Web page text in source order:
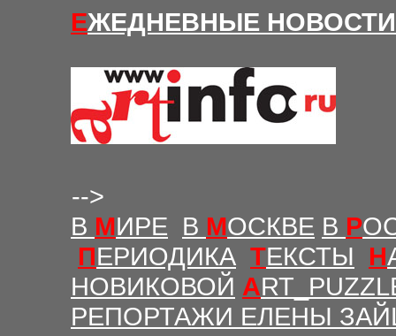
ЕЖЕДНЕВНЫЕ НОВОСТИ
-->
В МИРЕ В МОСКВЕ В Р
ПЕРИОДИКА ТЕКСТЫ Н
НОВИКОВОЙ A
РЕПОРТАЖИ ЕЛЕНЫ